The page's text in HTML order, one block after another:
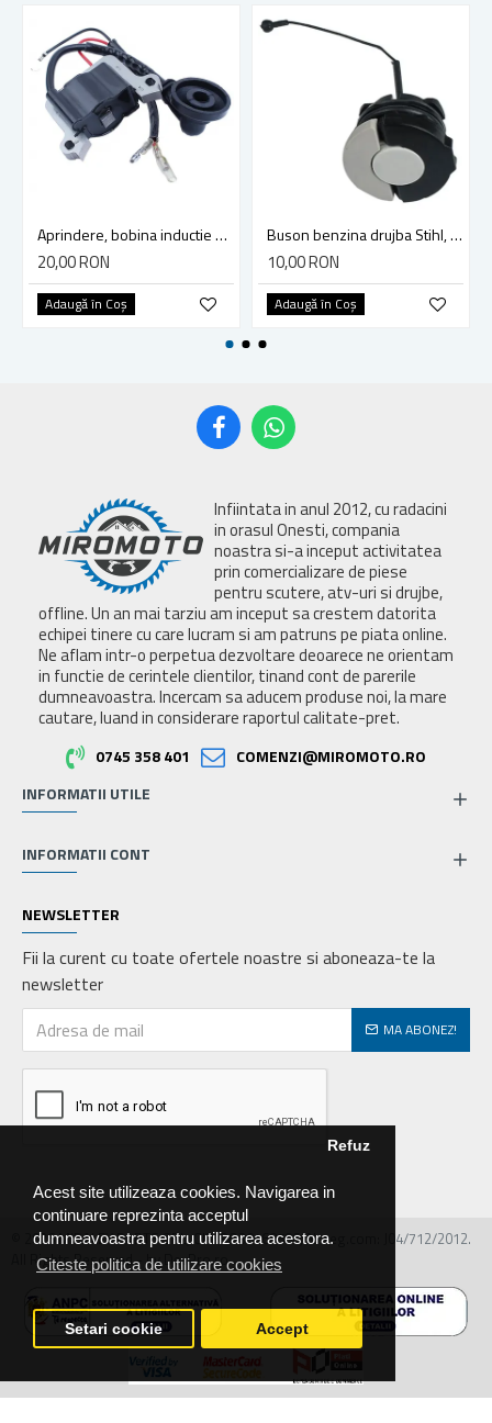
Acest site utilizeaza cookies. Navigarea in
continuare reprezinta acceptul
dumneavoastra pentru utilizarea acestora.
Citeste politica de utilizare cookies
Refuz
Setari cookie Accept
Aprindere, bobina inductie motocoasa chinezeasca TL43 TL 52, Ruris Dac 210, Dac 310
20,00 RON
Adaugă în Coş
Buson benzina drujba Stihl, model cu clapeta
10,00 RON
Adaugă în Coş
Infiintata in anul 2012, cu radacini
in orasul Onesti, compania
noastra si-a inceput activitatea
prin comercializare de piese
pentru scutere, atv-uri si drujbe,
offline. Un an mai tarziu am inceput sa crestem datorita
echipei tinere cu care lucram si am patruns pe piata online.
Ne aflam intr-o perpetua dezvoltare deoarece ne orientam
in functie de cerintele clientilor, tinand cont de parerile
dumneavoastra. Incercam sa aducem produse noi, la mare
cautare, luand in considerare raportul calitate-pret.
0745 358 401
COMENZI@MIROMOTO.RO
INFORMATII UTILE
INFORMATII CONT
NEWSLETTER
Fii la curent cu toate ofertele noastre si aboneaza-te la
newsletter
MA ABONEZ!
© 2026 MIRALEX PARTS SRL, CIF: RO30468586, Nr.reg.com: J04/712/2012.
All Rights Reserved - by DevPro.ro